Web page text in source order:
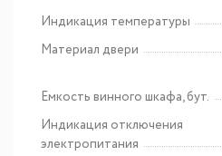
Индикация температуры
Материал двери
Емкость винного шкафа, бут.
Индикация отключения
электропитания